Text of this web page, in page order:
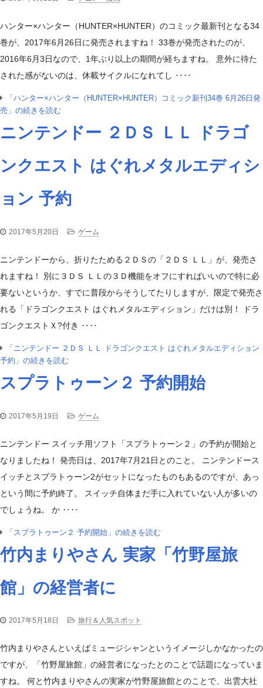
ハンター×ハンター（HUNTER×HUNTER）のコミック最新刊となる34
巻が、2017年6月26日に発売されますね！ 33巻が発売されたのが、
2016年6月3日なので、1年ぶり以上の期間が経ちますね。 意外に待た
された感がないのは、休載サイクルになれてし ‥‥
「ハンター×ハンター（HUNTER×HUNTER）コミック新刊34巻 6月26日発
売」の続きを読む
ニンテンドー ２ＤＳ ＬＬ ドラゴ
ンクエスト はぐれメタルエディシ
ョン 予約
2017年5月20日 ゲーム
ニンテンドーから、折りたためる２ＤＳの「２ＤＳ ＬＬ」が、発売さ
れますね！ 別に３ＤＳ ＬＬの３Ｄ機能をオフにすればいいので特に必
要ないというか、すでに普段からそうしてたりしますが、限定で発売さ
れる「ドラゴンクエスト はぐれメタルエディション」だけは別！ ドラ
ゴンクエストＸ?付き ‥‥
「ニンテンドー ２ＤＳ ＬＬ ドラゴンクエスト はぐれメタルエディション
予約」の続きを読む
スプラトゥーン２ 予約開始
2017年5月19日 ゲーム
ニンテンドー スイッチ用ソフト「スプラトゥーン２」の予約が開始と
なりましたね！ 発売日は、2017年7月21日とのこと。 ニンテンドース
イッチとスプラトゥーン2がセットになったものもあるのですが、あっ
という間に予約終了。 スイッチ自体まだ手に入れていない人が多いの
でしょうね。 か ‥‥
「スプラトゥーン２ 予約開始」の続きを読む
竹内まりやさん 実家「竹野屋旅
館」の経営者に
2017年5月18日 旅行＆人気スポット
竹内まりやさんといえばミュージシャンというイメージしかなかったの
ですが、「竹野屋旅館」の経営者になったとのことで話題になっていま
すね。 何と竹内まりやさんの実家が竹野屋旅館とのことで、出雲大社